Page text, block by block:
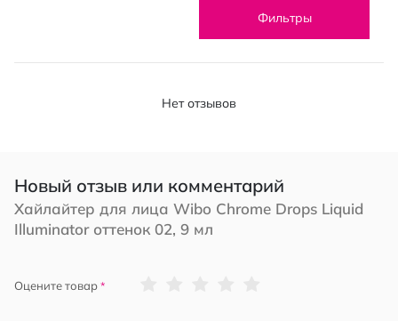
Фильтры
Нет отзывов
Новый отзыв или комментарий
Хайлайтер для лица Wibo Chrome Drops Liquid
Illuminator оттенок 02, 9 мл
Оцените товар